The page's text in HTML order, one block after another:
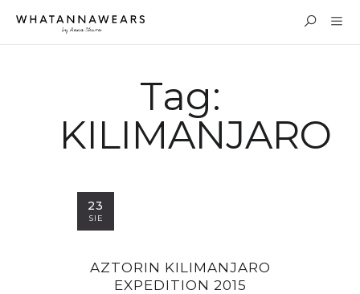
Tag:
KILIMANJARO
23
SIE
AZTORIN KILIMANJARO
EXPEDITION 2015